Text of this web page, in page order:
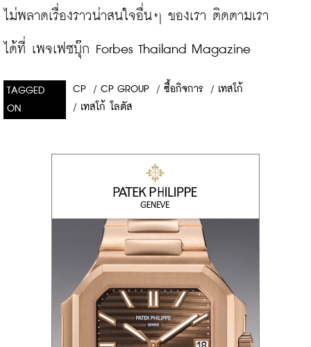
ไม่พลาดเรื่องราวน่าสนใจอื่นๆ ของเรา ติดตามเรา
ได้ที่ เพจเฟซบุ๊ก Forbes Thailand Magazine
TAGGED
ON
CP / CP GROUP / ซื้อกิจการ / เทสโก้
/ เทสโก้ โลตัส